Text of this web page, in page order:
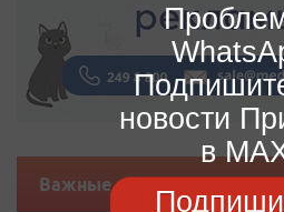
Важные новости
новости
в